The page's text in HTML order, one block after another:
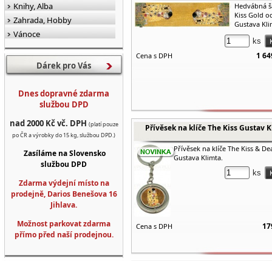
Hedvábná
Kiss Gold
Gustava
ks
Cena s DPH
1
Přívěsek na klíče The Kiss Gustav
Přívěsek na klíče The Kiss &
Gustava Klimta.
ks
Cena s DPH
Knihy, Alba
Zahrada, Hobby
Vánoce
Dárek pro Vás
Dnes dopravné zdarma
službou DPD
nad 2000 Kč vč. DPH (platí pouze
po ČR a výrobky do 15 kg, službou DPD.)
Zasíláme na Slovensko
službou DPD
Zdarma výdejní místo na
prodejně, Darios Benešova 16
Jihlava.
Možnost parkovat zdarma
přímo před naší prodejnou.